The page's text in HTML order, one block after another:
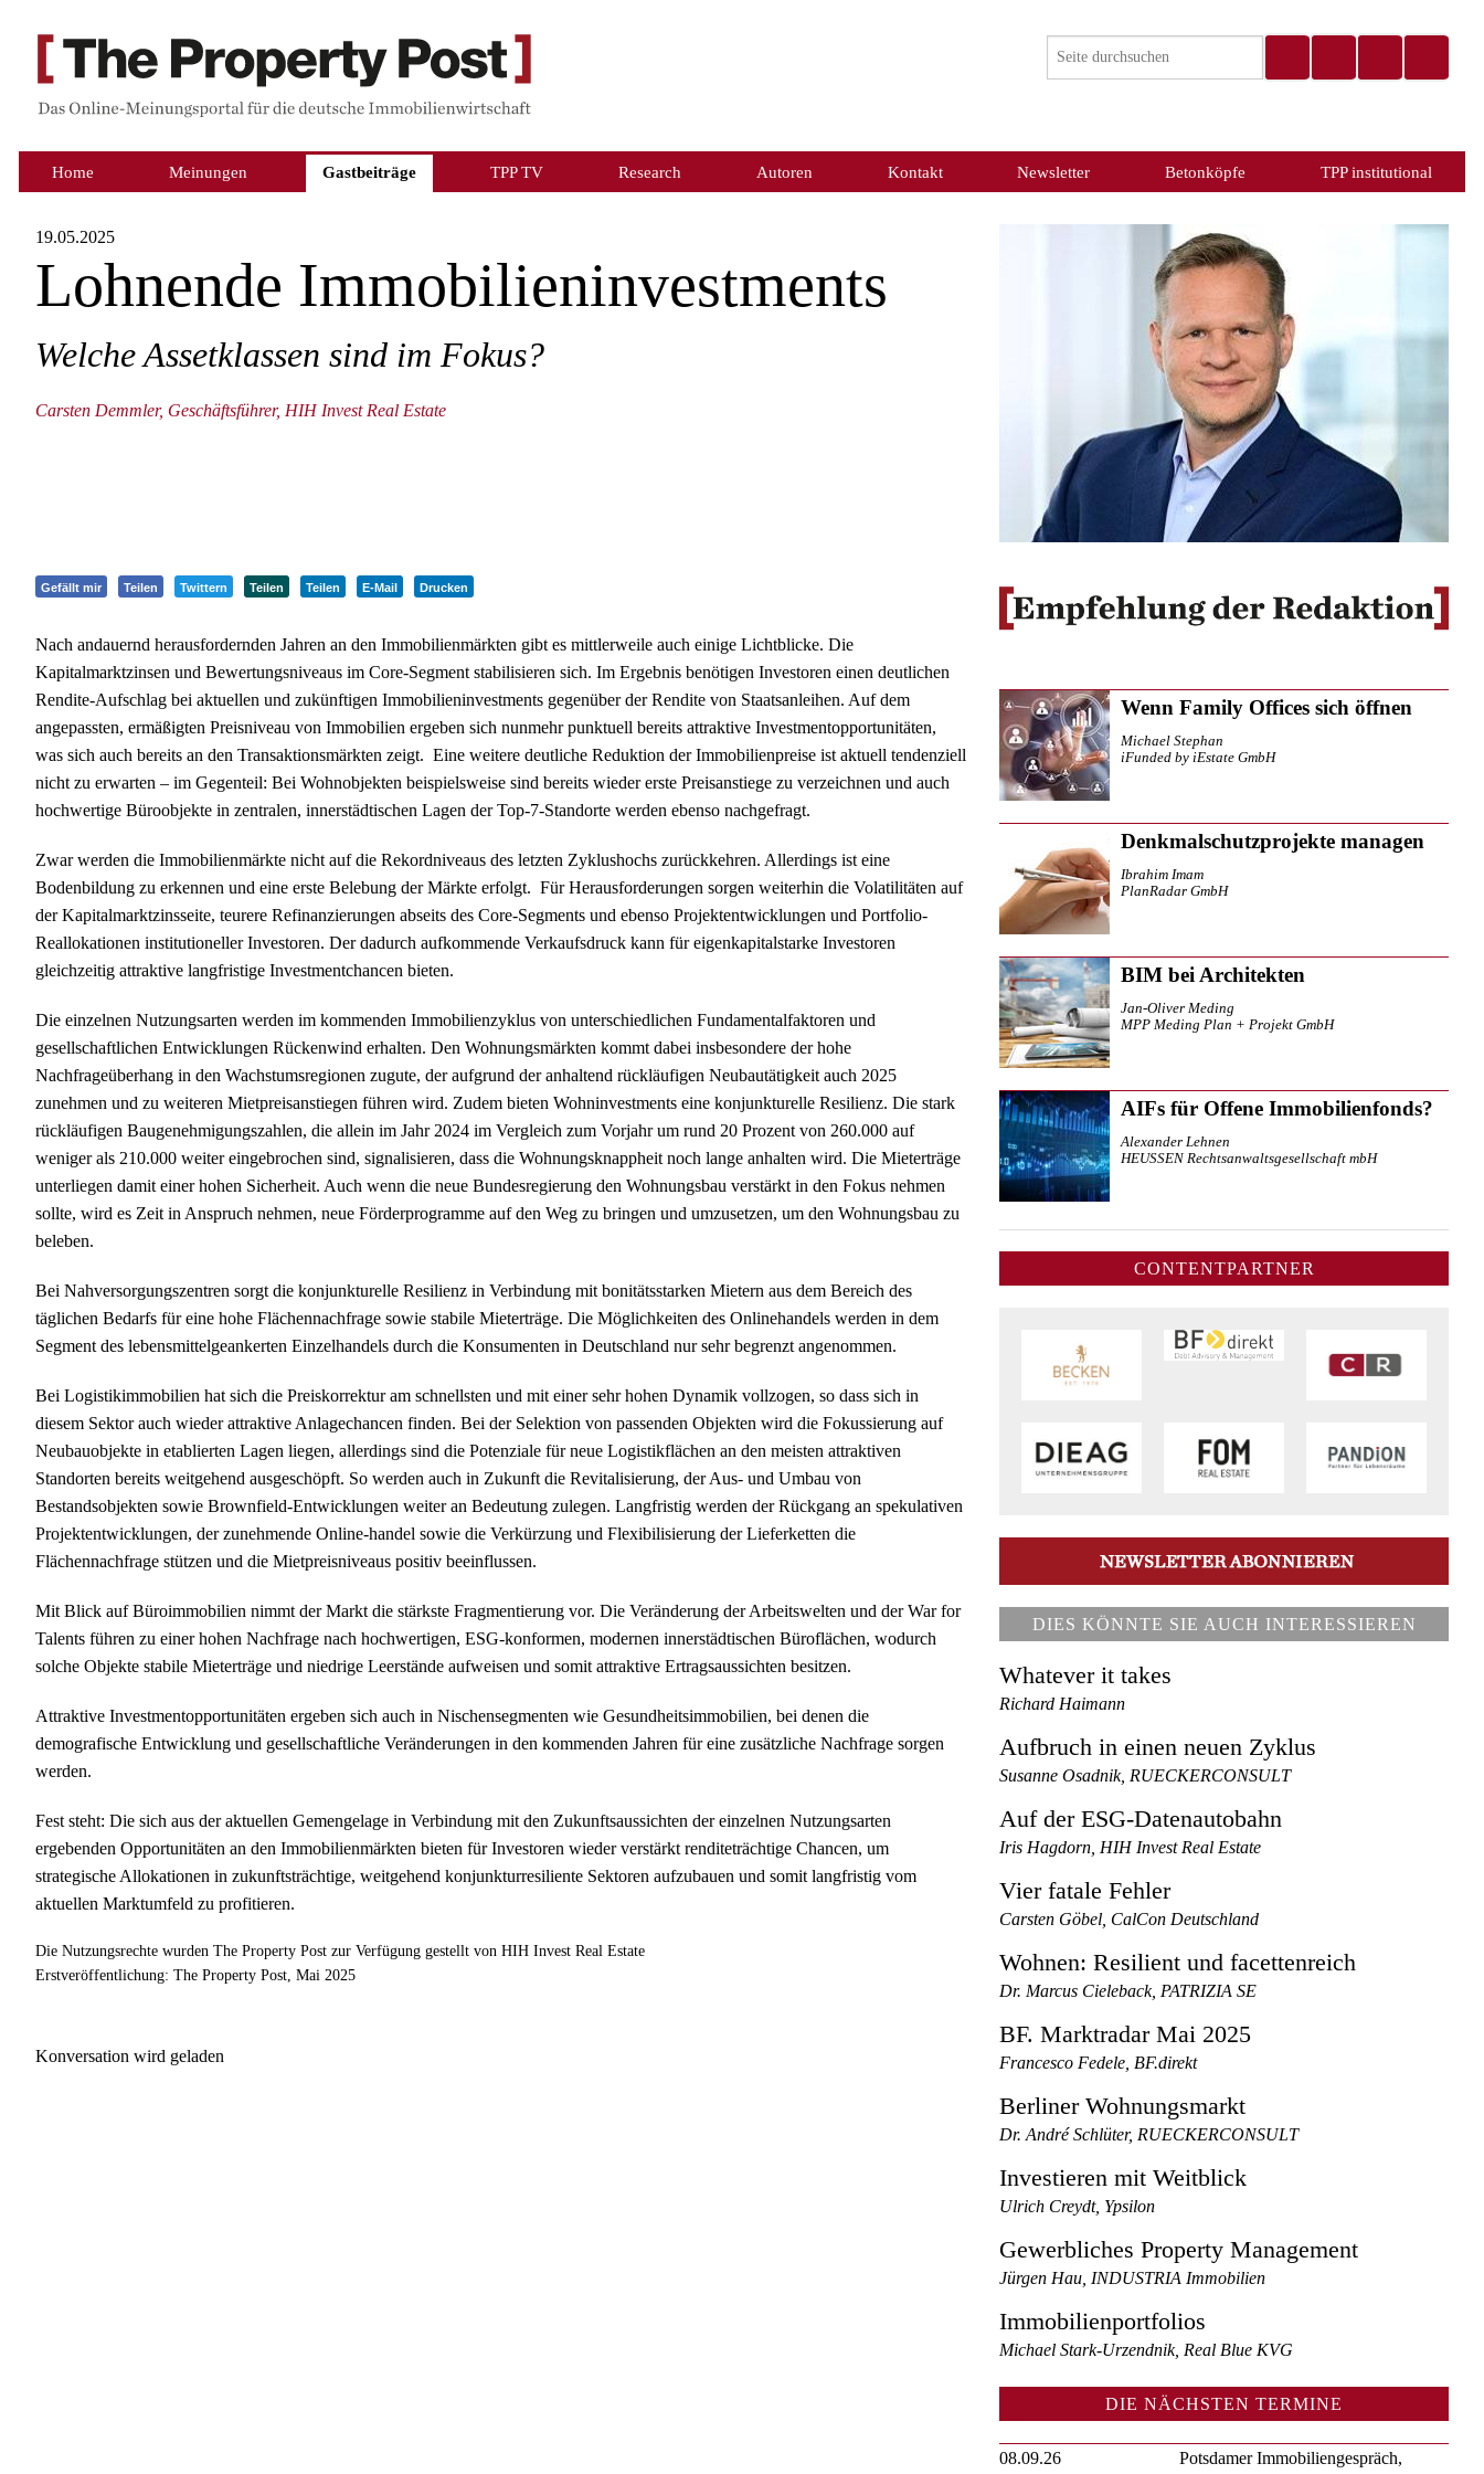
Home Meinungen Gastbeiträge TPP TV Research Autoren Kontakt Newsletter Betonköpfe TPP institutional
19.05.2025
Lohnende Immobilieninvestments
Welche Assetklassen sind im Fokus?
Carsten Demmler, Geschäftsführer, HIH Invest Real Estate
Gefällt mir Teilen Twittern Teilen Teilen E-Mail Drucken
Nach andauernd herausfordernden Jahren an den Immobilienmärkten gibt es mittlerweile auch einige Lichtblicke. Die
Kapitalmarktzinsen und Bewertungsniveaus im Core-Segment stabilisieren sich. Im Ergebnis benötigen Investoren einen deutlichen
Rendite-Aufschlag bei aktuellen und zukünftigen Immobilieninvestments gegenüber der Rendite von Staatsanleihen. Auf dem
angepassten, ermäßigten Preisniveau von Immobilien ergeben sich nunmehr punktuell bereits attraktive Investmentopportunitäten,
was sich auch bereits an den Transaktionsmärkten zeigt. Eine weitere deutliche Reduktion der Immobilienpreise ist aktuell tendenziell
nicht zu erwarten – im Gegenteil: Bei Wohnobjekten beispielsweise sind bereits wieder erste Preisanstiege zu verzeichnen und auch
hochwertige Büroobjekte in zentralen, innerstädtischen Lagen der Top-7-Standorte werden ebenso nachgefragt.
Zwar werden die Immobilienmärkte nicht auf die Rekordniveaus des letzten Zyklushochs zurückkehren. Allerdings ist eine
Bodenbildung zu erkennen und eine erste Belebung der Märkte erfolgt. Für Herausforderungen sorgen weiterhin die Volatilitäten auf
der Kapitalmarktzinsseite, teurere Refinanzierungen abseits des Core-Segments und ebenso Projektentwicklungen und Portfolio-
Reallokationen institutioneller Investoren. Der dadurch aufkommende Verkaufsdruck kann für eigenkapitalstarke Investoren
gleichzeitig attraktive langfristige Investmentchancen bieten.
Die einzelnen Nutzungsarten werden im kommenden Immobilienzyklus von unterschiedlichen Fundamentalfaktoren und
gesellschaftlichen Entwicklungen Rückenwind erhalten. Den Wohnungsmärkten kommt dabei insbesondere der hohe
Nachfrageüberhang in den Wachstumsregionen zugute, der aufgrund der anhaltend rückläufigen Neubautätigkeit auch 2025
zunehmen und zu weiteren Mietpreisanstiegen führen wird. Zudem bieten Wohninvestments eine konjunkturelle Resilienz. Die stark
rückläufigen Baugenehmigungszahlen, die allein im Jahr 2024 im Vergleich zum Vorjahr um rund 20 Prozent von 260.000 auf
weniger als 210.000 weiter eingebrochen sind, signalisieren, dass die Wohnungsknappheit noch lange anhalten wird. Die Mieterträge
unterliegen damit einer hohen Sicherheit. Auch wenn die neue Bundesregierung den Wohnungsbau verstärkt in den Fokus nehmen
sollte, wird es Zeit in Anspruch nehmen, neue Förderprogramme auf den Weg zu bringen und umzusetzen, um den Wohnungsbau zu
beleben.
Bei Nahversorgungszentren sorgt die konjunkturelle Resilienz in Verbindung mit bonitätsstarken Mietern aus dem Bereich des
täglichen Bedarfs für eine hohe Flächennachfrage sowie stabile Mieterträge. Die Möglichkeiten des Onlinehandels werden in dem
Segment des lebensmittelgeankerten Einzelhandels durch die Konsumenten in Deutschland nur sehr begrenzt angenommen.
Bei Logistikimmobilien hat sich die Preiskorrektur am schnellsten und mit einer sehr hohen Dynamik vollzogen, so dass sich in
diesem Sektor auch wieder attraktive Anlagechancen finden. Bei der Selektion von passenden Objekten wird die Fokussierung auf
Neubauobjekte in etablierten Lagen liegen, allerdings sind die Potenziale für neue Logistikflächen an den meisten attraktiven
Standorten bereits weitgehend ausgeschöpft. So werden auch in Zukunft die Revitalisierung, der Aus- und Umbau von
Bestandsobjekten sowie Brownfield-Entwicklungen weiter an Bedeutung zulegen. Langfristig werden der Rückgang an spekulativen
Projektentwicklungen, der zunehmende Online-handel sowie die Verkürzung und Flexibilisierung der Lieferketten die
Flächennachfrage stützen und die Mietpreisniveaus positiv beeinflussen.
Mit Blick auf Büroimmobilien nimmt der Markt die stärkste Fragmentierung vor. Die Veränderung der Arbeitswelten und der War for
Talents führen zu einer hohen Nachfrage nach hochwertigen, ESG-konformen, modernen innerstädtischen Büroflächen, wodurch
solche Objekte stabile Mieterträge und niedrige Leerstände aufweisen und somit attraktive Ertragsaussichten besitzen.
Attraktive Investmentopportunitäten ergeben sich auch in Nischensegmenten wie Gesundheitsimmobilien, bei denen die
demografische Entwicklung und gesellschaftliche Veränderungen in den kommenden Jahren für eine zusätzliche Nachfrage sorgen
werden.
Fest steht: Die sich aus der aktuellen Gemengelage in Verbindung mit den Zukunftsaussichten der einzelnen Nutzungsarten
ergebenden Opportunitäten an den Immobilienmärkten bieten für Investoren wieder verstärkt renditeträchtige Chancen, um
strategische Allokationen in zukunftsträchtige, weitgehend konjunkturresiliente Sektoren aufzubauen und somit langfristig vom
aktuellen Marktumfeld zu profitieren.
Die Nutzungsrechte wurden The Property Post zur Verfügung gestellt von HIH Invest Real Estate
Erstveröffentlichung: The Property Post, Mai 2025
Konversation wird geladen
Wenn Family Offices sich öffnen
Michael Stephan
iFunded by iEstate GmbH
Denkmalschutzprojekte managen
Ibrahim Imam
PlanRadar GmbH
BIM bei Architekten
Jan-Oliver Meding
MPP Meding Plan + Projekt GmbH
AIFs für Offene Immobilienfonds?
Alexander Lehnen
HEUSSEN Rechtsanwaltsgesellschaft mbH
CONTENTPARTNER
DIES KÖNNTE SIE AUCH INTERESSIEREN
Whatever it takes
Richard Haimann
Aufbruch in einen neuen Zyklus
Susanne Osadnik, RUECKERCONSULT
Auf der ESG-Datenautobahn
Iris Hagdorn, HIH Invest Real Estate
Vier fatale Fehler
Carsten Göbel, CalCon Deutschland
Wohnen: Resilient und facettenreich
Dr. Marcus Cieleback, PATRIZIA SE
BF. Marktradar Mai 2025
Francesco Fedele, BF.direkt
Berliner Wohnungsmarkt
Dr. André Schlüter, RUECKERCONSULT
Investieren mit Weitblick
Ulrich Creydt, Ypsilon
Gewerbliches Property Management
Jürgen Hau, INDUSTRIA Immobilien
Immobilienportfolios
Michael Stark-Urzendnik, Real Blue KVG
DIE NÄCHSTEN TERMINE
08.09.26 Potsdamer Immobiliengespräch,